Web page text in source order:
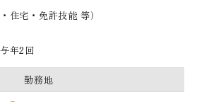
住宅・免許技能 等）
年2回
勤務地